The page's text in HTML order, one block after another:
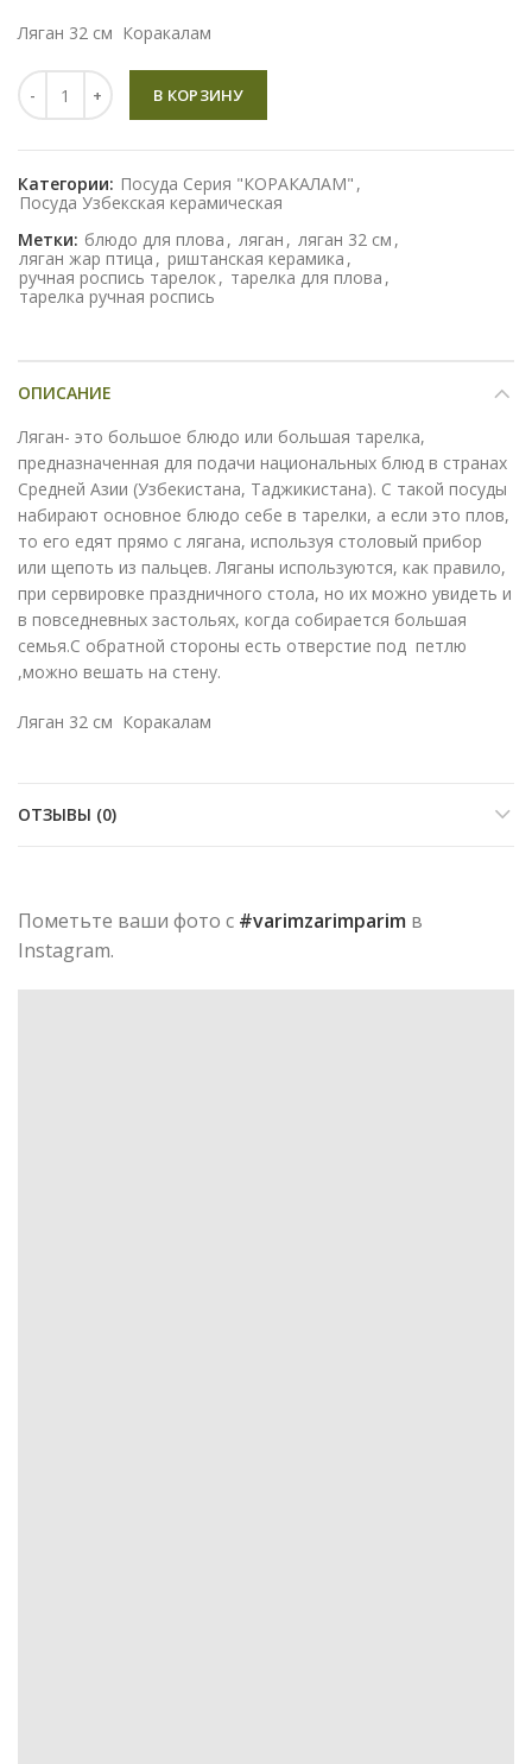
Ляган 32 см Коракалам
Количество
В КОРЗИНУ
Категории: Посуда Серия "КОРАКАЛАМ" ,
Посуда Узбекская керамическая
Метки: блюдо для плова , ляган , ляган 32 см ,
ляган жар птица , риштанская керамика ,
ручная роспись тарелок, тарелка для плова ,
тарелка ручная роспись
ОПИСАНИЕ
Ляган- это большое блюдо или большая тарелка,
предназначенная для подачи национальных блюд в странах
Средней Азии (Узбекистана, Таджикистана). С такой посуды
набирают основное блюдо себе в тарелки, а если это плов,
то его едят прямо с лягана, используя столовый прибор
или щепоть из пальцев. Ляганы используются, как правило,
при сервировке праздничного стола, но их можно увидеть и
в повседневных застольях, когда собирается большая
семья.С обратной стороны есть отверстие под петлю
,можно вешать на стену.
Ляган 32 см Коракалам
ОТЗЫВЫ (0)
Пометьте ваши фото с #varimzarimparim в
Instagram.